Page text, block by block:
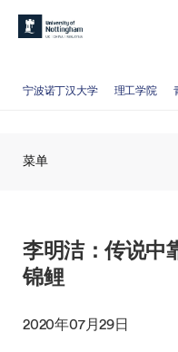
宁波诺丁汉大学 理工学院
菜单
李明洁：传说中
锦鲤
2020年07月29日